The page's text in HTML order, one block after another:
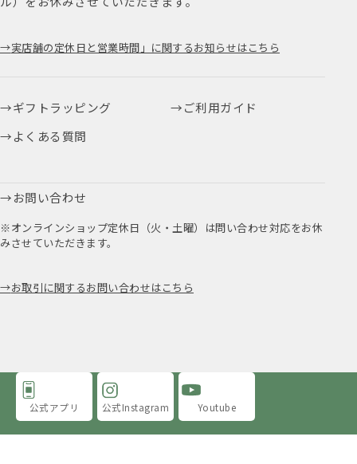
実店舗の定休日と営業時間」に関するお知らせはこちら
ギフトラッピング
ご利用ガイド
よくある質問
お問い合わせ
※オンラインショップ定休日（火・土曜）は問い合わせ対応をお休
みさせていただきます。
お取引に関するお問い合わせはこちら
公式アプリ 公式Instagram Youtube